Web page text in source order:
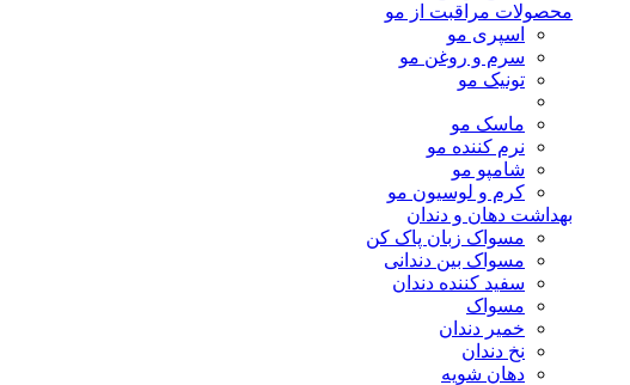
محصولات مراقبت از مو
اسپری مو
سرم و روغن مو
تونیک مو
ماسک مو
نرم کننده مو
شامپو مو
کرم و لوسیون مو
بهداشت دهان و دندان
مسواک زبان پاک کن
مسواک بین دندانی
سفید کننده دندان
مسواک
خمیر دندان
نخ دندان
دهان شویه